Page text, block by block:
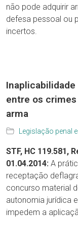
não pode adquirir
defesa pessoal ou
incertos.
entre os
arma
Legislação penal
STF, HC 119.581,
01.04.2014: A
receptação
concurso material
autonomia jurídica
impedem a